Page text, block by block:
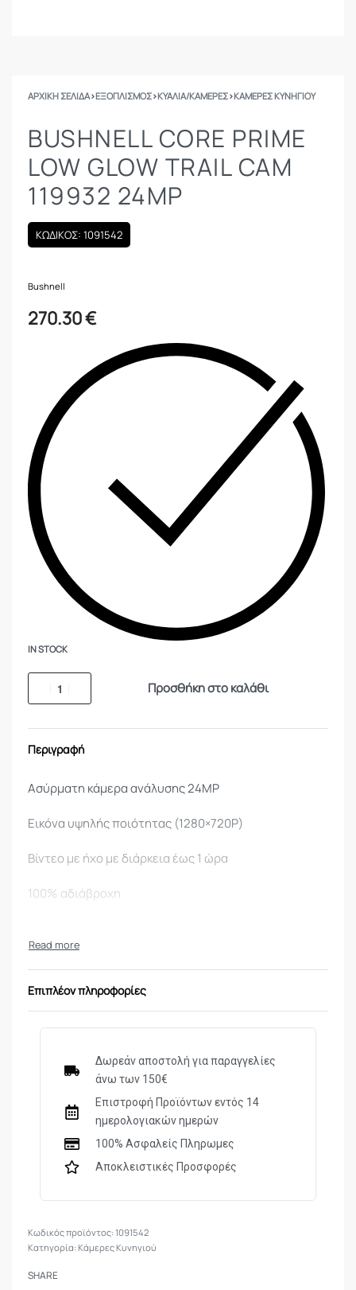
ΑΡΧΙΚΉ ΣΕΛΊΔΑ›ΕΞΟΠΛΙΣΜΟΣ›ΚΥΆΛΙΑ/ΚΆΜΕΡΕΣ›ΚΆΜΕΡΕΣ ΚΥΝΗΓΙΟΎ
BUSHNELL CORE PRIME
LOW GLOW TRAIL CAM
119932 24MP
ΚΩΔΙΚΟΣ: 1091542
Bushnell
270.30€
IN STOCK
Προσθήκη στο καλάθι
Περιγραφή
Ασύρματη κάμερα ανάλυσης 24ΜΡ
Εικόνα υψηλής ποιότητας (1280×720Ρ)
Βίντεο με ήχο με διάρκεια έως 1 ώρα
100% αδιάβροχη
LED, μέχρι 24m)
Ενσωματωμένο ασπρόμαυρο LCD πάνελ ενδείξεων &
Υποδοχή κάρτας SD (32 GB)
Επιπλέον πληροφορίες
Δωρεάν αποστολή για παραγγελίες
άνω των 150€
Επιστροφή Προϊόντων εντός 14
ημερολογιακών ημερών
100% Ασφαλείς Πληρωμες
Αποκλειστικές Προσφορές
1091542
Κατηγορία:Κάμερες Κυνηγιού
SHARE